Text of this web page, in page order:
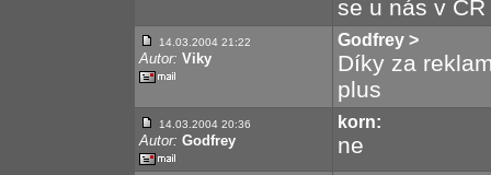
se u nás v
14.03.2004 21:22
Autor: Viky
Godfrey >
Díky za
plus
14.03.2004 20:36
Autor: Godfrey
korn:
ne